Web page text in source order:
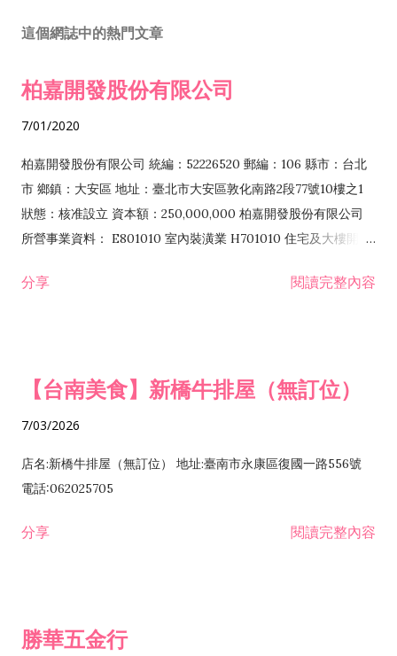
這個網誌中的熱門文章
柏嘉開發股份有限公司
7/01/2020
柏嘉開發股份有限公司 統編：52226520 郵編：106 縣市：台北
市 鄉鎮：大安區 地址：臺北市大安區敦化南路2段77號10樓之1
狀態：核准設立 資本額：250,000,000 柏嘉開發股份有限公司
所營事業資料： E801010 室內裝潢業 H701010 住宅及大樓開發
發業 H703090 不動產買賣業 H703100 不動產租賃業 I503010
分享 閱讀完整內容
【台南美食】新橋牛排屋（無訂位）
7/03/2026
店名:新橋牛排屋（無訂位） 地址:臺南市永康區復國一路556號
電話:062025705
分享 閱讀完整內容
勝華五金行